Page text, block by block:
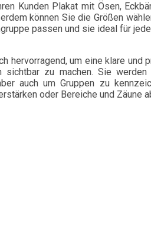
Kunden Plakat mit Ösen,
können Sie die Größen
passen und sie ideal für
hervorragend, um eine klare und
sichtbar zu machen. Sie
auch um Gruppen zu
oder Bereiche und Zäune